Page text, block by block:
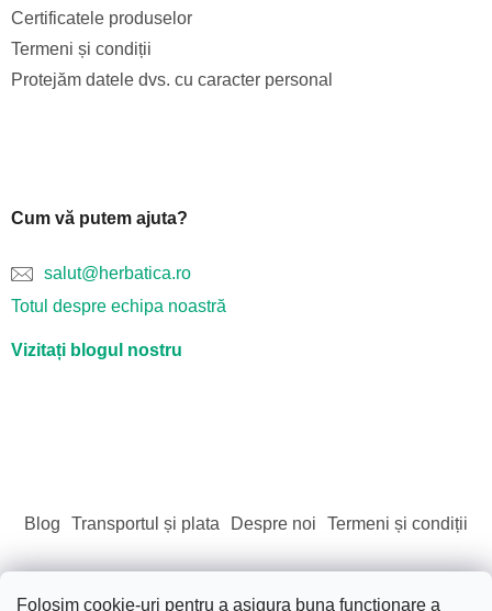
Folosim cookie-uri pentru a asigura buna funcționare a
Certificatele produselor
Termeni și condiții
Protejăm datele dvs. cu caracter personal
Cum vă putem ajuta?
salut@herbatica.ro
Totul despre echipa noastră
Vizitați blogul nostru
Blog Transportul și plata Despre noi Termeni și condiții